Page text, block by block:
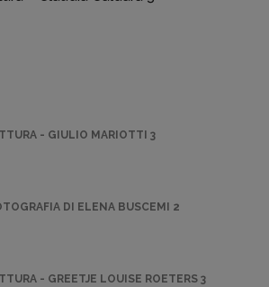
- GIULIO MARIOTTI 3
DI ELENA BUSCEMI 2
- GREETJE LOUISE ROETERS 3